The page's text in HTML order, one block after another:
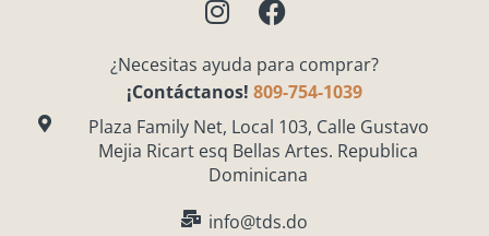
n
t
a
g
r
a
m
a
e
b
o
o
k
¿Necesitas ayuda para comprar?
¡Contáctanos! 809-754-1039
Plaza Family Net, Local 103, Calle Gustavo
Mejia Ricart esq Bellas Artes. Republica
Dominicana
info@tds.do